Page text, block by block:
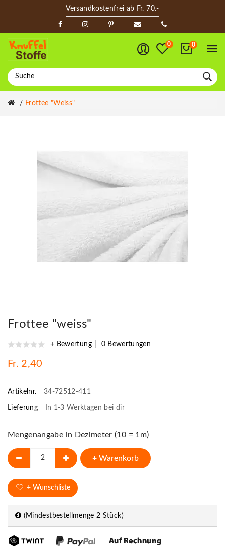
Versandkostenfrei ab Fr. 70.-
0 0
Frottee "weiss"
Frottee "weiss"
+ Bewertung 0 Bewertungen
Fr. 2,40
Artikelnr. 34-72512-411
Lieferung In 1-3 Werktagen bei dir
Mengenangabe in Dezimeter (10 = 1m)
+ Warenkorb
+ Wunschliste
(Mindestbestellmenge 2 Stück)